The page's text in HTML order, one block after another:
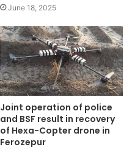
June 18, 2025
Joint operation of police
and BSF result in recovery
of Hexa-Copter drone in
Ferozepur